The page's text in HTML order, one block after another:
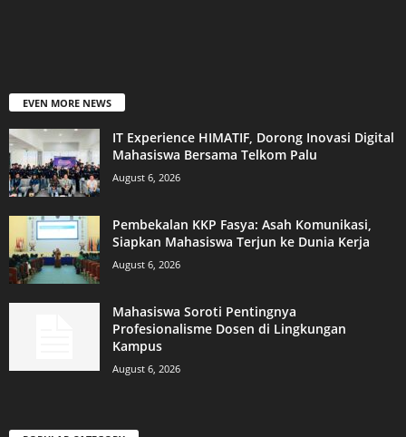
EVEN MORE NEWS
IT Experience HIMATIF, Dorong Inovasi Digital
Mahasiswa Bersama Telkom Palu
August 6, 2026
Pembekalan KKP Fasya: Asah Komunikasi,
Siapkan Mahasiswa Terjun ke Dunia Kerja
August 6, 2026
Mahasiswa Soroti Pentingnya
Profesionalisme Dosen di Lingkungan
Kampus
August 6, 2026